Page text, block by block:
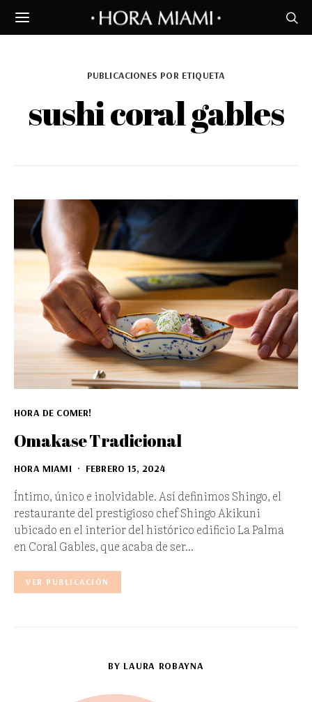
PUBLICACIONES POR ETIQUETA
sushi coral gables
HORA DE COMER!
Omakase Tradicional
HORA MIAMI FEBRERO 15, 2024
Íntimo, único e inolvidable. Así definimos Shingo, el
restaurante del prestigioso chef Shingo Akikuni
ubicado en el interior del histórico edificio La Palma
en Coral Gables, que acaba de ser…
VER PUBLICACIÓN
BY LAURA ROBAYNA